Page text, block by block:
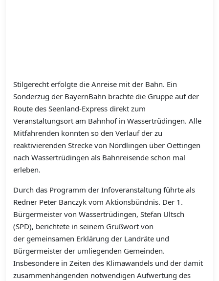
Stilgerecht erfolgte die Anreise mit der Bahn. Ein
Sonderzug der BayernBahn brachte die Gruppe auf der
Route des Seenland-Express direkt zum
Veranstaltungsort am Bahnhof in Wassertrüdingen. Alle
Mitfahrenden konnten so den Verlauf der zu
reaktivierenden Strecke von Nördlingen über Oettingen
nach Wassertrüdingen als Bahnreisende schon mal
erleben.
Durch das Programm der Infoveranstaltung führte als
Redner Peter Banczyk vom Aktionsbündnis. Der 1.
Bürgermeister von Wassertrüdingen, Stefan Ultsch
(SPD), berichtete in seinem Grußwort von
der gemeinsamen Erklärung der Landräte und
Bürgermeister der umliegenden Gemeinden.
Insbesondere in Zeiten des Klimawandels und der damit
zusammenhängenden notwendigen Aufwertung des